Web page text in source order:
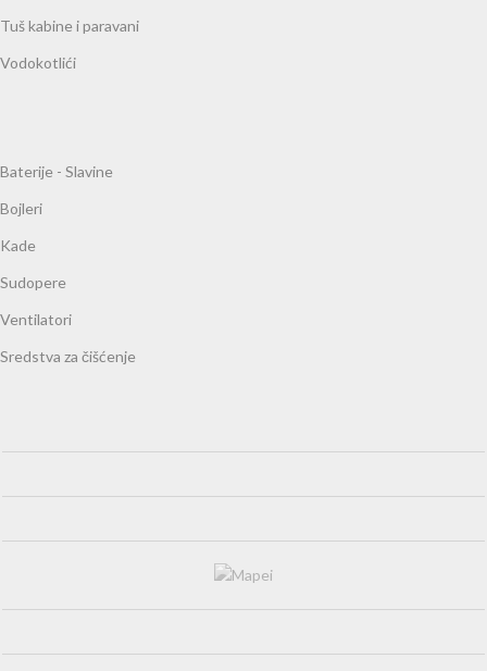
Tuš kabine i paravani
Vodokotlići
Baterije - Slavine
Bojleri
Kade
Sudopere
Ventilatori
Sredstva za čišćenje